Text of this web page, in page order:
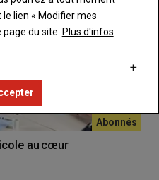
au cœur
lien « Modifier mes
du site. Plus d'infos